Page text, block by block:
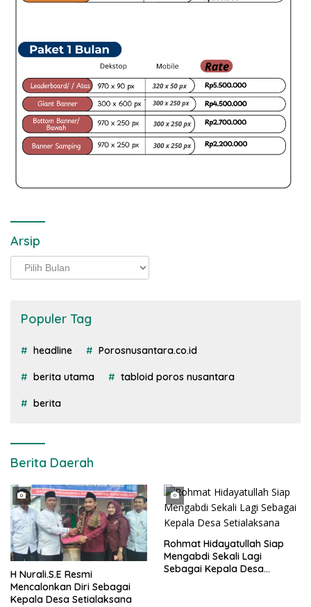
Arsip
Arsip
Populer Tag
headline Porosnusantara.co.id
berita utama tabloid poros nusantara
berita
Berita Daerah
H Nurali.S.E Resmi
Mencalonkan Diri Sebagai
Kepala Desa Setialaksana
Rohmat Hidayatullah Siap
Mengabdi Sekali Lagi
Sebagai Kepala Desa